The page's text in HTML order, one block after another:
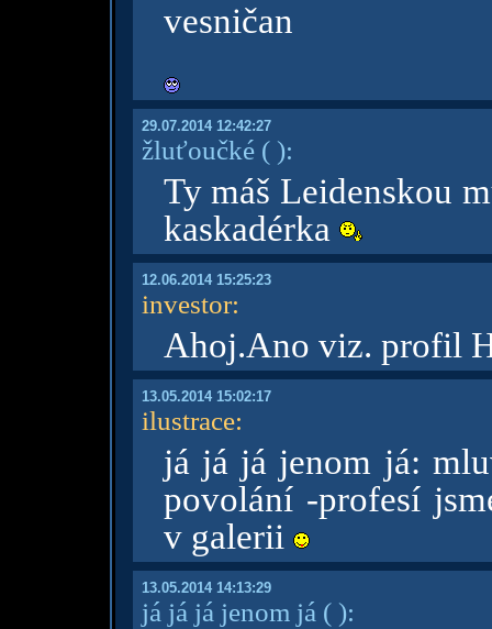
vesničan
29.07.2014 12:42:27
žluťoučké( ):
Ty máš Leidenskou
kaskadérka
12.06.2014 15:25:23
investor:
Ahoj.Ano viz. profil
13.05.2014 15:02:17
ilustrace:
já já já jenom já:
povolání -profesí
v galerii
13.05.2014 14:13:29
já já já jenom já ( ):